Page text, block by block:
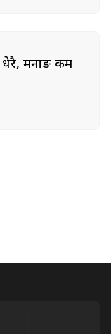
धेरै, मनाङ कम